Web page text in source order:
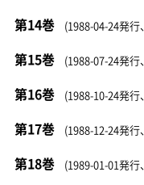
第14巻 (1988-04-24発行、
第15巻 (1988-07-24発行、
第16巻 (1988-10-24発行、
第17巻 (1988-12-24発行、
第18巻 (1989-01-01発行、